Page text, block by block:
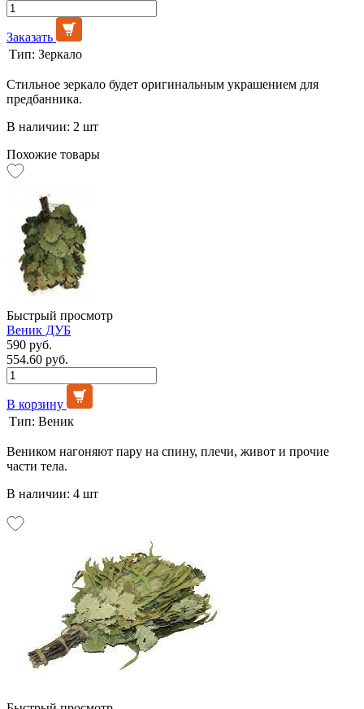
Заказать
Тип: Зеркало
Стильное зеркало будет оригинальным украшением для
предбанника.
В наличии: 2 шт
Похожие товары
Быстрый просмотр
Веник ДУБ
590 руб.
554.60 руб.
В корзину
Тип: Веник
Веником нагоняют пару на спину, плечи, живот и прочие
части тела.
В наличии: 4 шт